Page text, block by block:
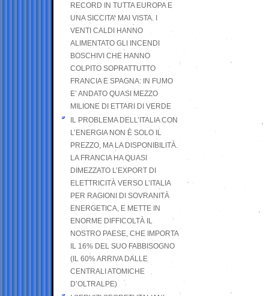
RECORD IN TUTTA EUROPA E
UNA SICCITA’ MAI VISTA. I
VENTI CALDI HANNO
ALIMENTATO GLI INCENDI
BOSCHIVI CHE HANNO
COLPITO SOPRATTUTTO
FRANCIA E SPAGNA: IN FUMO
E’ ANDATO QUASI MEZZO
MILIONE DI ETTARI DI VERDE
IL PROBLEMA DELL’ITALIA CON
L’ENERGIA NON È SOLO IL
PREZZO, MA LA DISPONIBILITÀ.
LA FRANCIA HA QUASI
DIMEZZATO L’EXPORT DI
ELETTRICITÀ VERSO L’ITALIA
PER RAGIONI DI SOVRANITÀ
ENERGETICA, E METTE IN
ENORME DIFFICOLTÀ IL
NOSTRO PAESE, CHE IMPORTA
IL 16% DEL SUO FABBISOGNO
(IL 60% ARRIVA DALLE
CENTRALI ATOMICHE
D’OLTRALPE)